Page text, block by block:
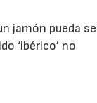
jamón pueda
‘ibérico’ no